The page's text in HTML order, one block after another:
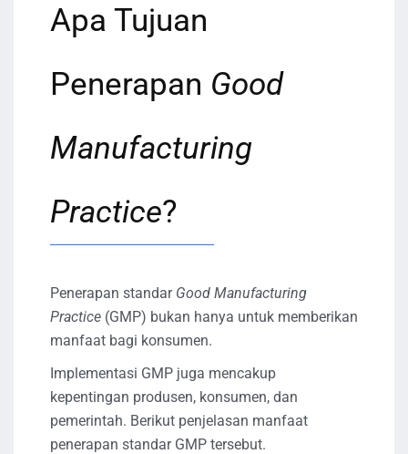
Apa Tujuan
Penerapan Good
Manufacturing
Practice?
Penerapan standar Good Manufacturing
Practice (GMP) bukan hanya untuk memberikan
manfaat bagi konsumen.
Implementasi GMP juga mencakup
kepentingan produsen, konsumen, dan
pemerintah. Berikut penjelasan manfaat
penerapan standar GMP tersebut.